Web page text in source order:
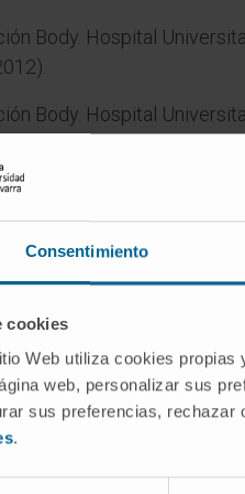
Consentimiento
cookies
Web utiliza cookies
web, personalizar sus
sus preferencias, rechazar
.
Body. Hospital
Body. Hospital
sección Body. Hospital
Hospital